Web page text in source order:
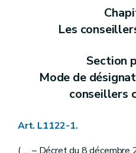
Chapitre IV
Art. L1214-1
Chapitre V
Art. L1215-2
Art. L1215-3
Art. L1215-4
Art. L1215-5
Art. L1215-6
Art. L1215-8
Art. L1215-9
Art. L1215-10
Les
Section
Mode de
conseillers
Art. L1122-1.